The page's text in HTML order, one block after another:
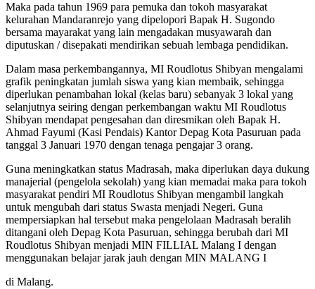
Maka pada tahun 1969 para pemuka dan tokoh masyarakat
kelurahan Mandaranrejo yang dipelopori Bapak H. Sugondo
bersama mayarakat yang lain mengadakan musyawarah dan
diputuskan / disepakati mendirikan sebuah lembaga pendidikan.
Dalam masa perkembangannya, MI Roudlotus Shibyan mengalami
grafik peningkatan jumlah siswa yang kian membaik, sehingga
diperlukan penambahan lokal (kelas baru) sebanyak 3 lokal yang
selanjutnya seiring dengan perkembangan waktu MI Roudlotus
Shibyan mendapat pengesahan dan diresmikan oleh Bapak H.
Ahmad Fayumi (Kasi Pendais) Kantor Depag Kota Pasuruan pada
tanggal 3 Januari 1970 dengan tenaga pengajar 3 orang.
Guna meningkatkan status Madrasah, maka diperlukan daya dukung
manajerial (pengelola sekolah) yang kian memadai maka para tokoh
masyarakat pendiri MI Roudlotus Shibyan mengambil langkah
untuk mengubah dari status Swasta menjadi Negeri. Guna
mempersiapkan hal tersebut maka pengelolaan Madrasah beralih
ditangani oleh Depag Kota Pasuruan, sehingga berubah dari MI
Roudlotus Shibyan menjadi MIN FILLIAL Malang I dengan
menggunakan belajar jarak jauh dengan MIN MALANG I
di Malang.